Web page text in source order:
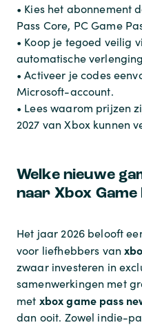
• Kies het abonnement
Pass Core, PC Game
• Koop je tegoed veilig
automatische
• Activeer je codes
Microsoft-account.
• Lees waarom prijzen
2027 van Xbox kunnen
Welke nieuwe
naar Xbox Game
Het jaar 2026 belooft
voor liefhebbers van
zwaar investeren in
samenwerkingen met
met xbox game pass
dan ooit. Zowel indie-